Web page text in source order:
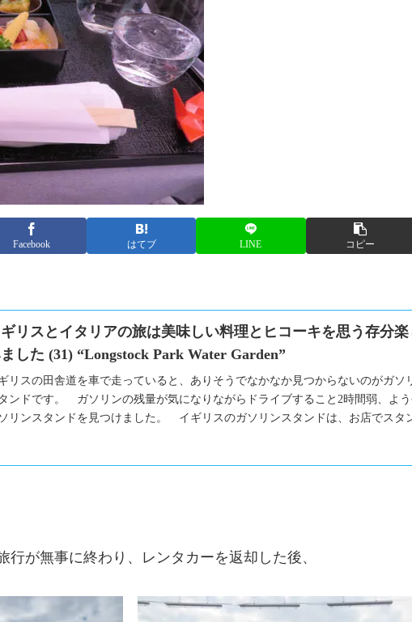
Facebook はてブ LINE コピー
リスとイタリアの旅は美味しい料理とヒコーキを思う存分楽
した (31) “Longstock Park Water Garden”
リスの田舎道を車で走っていると、ありそうでなかなか見つからないのがガソ
ンドです。 ガソリンの残量が気になりながらドライブすること2時間弱、よう
リンスタンドを見つけました。 イギリスのガソリンスタンドは、お店でスタ
行が無事に終わり、レンタカーを返却した後、